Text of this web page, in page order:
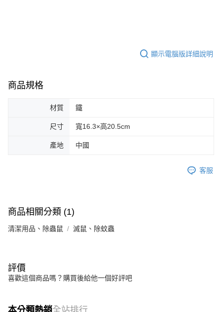
顯示電腦版詳細說明
商品規格
材質 鐵
尺寸 寬16.3×高20.5cm
產地 中國
客服
商品相關分類 (1)
清潔用品、除蟲鼠 滅鼠、除蚊蟲
評價
喜歡這個商品嗎？購買後給他一個好評吧
本分類熱銷全站排行